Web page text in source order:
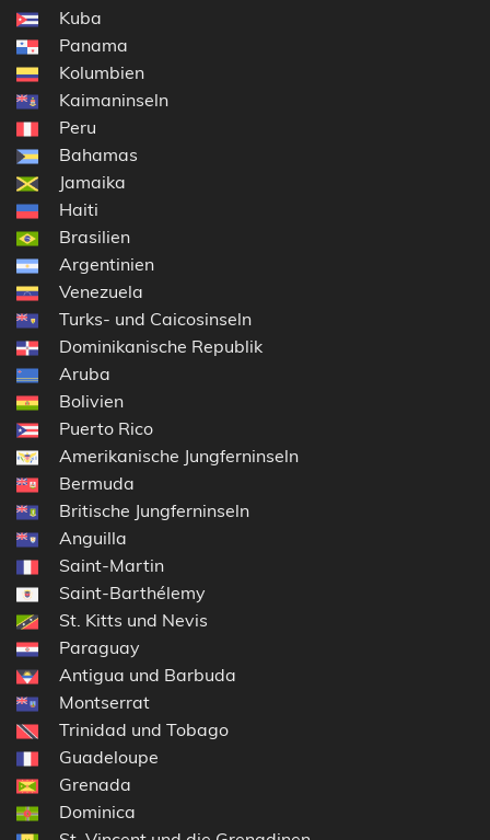
Kuba
Panama
Kolumbien
Kaimaninseln
Peru
Bahamas
Jamaika
Haiti
Brasilien
Argentinien
Venezuela
Turks- und Caicosinseln
Dominikanische Republik
Aruba
Bolivien
Puerto Rico
Amerikanische Jungferninseln
Bermuda
Britische Jungferninseln
Anguilla
Saint-Martin
Saint-Barthélemy
St. Kitts und Nevis
Paraguay
Antigua und Barbuda
Montserrat
Trinidad und Tobago
Guadeloupe
Grenada
Dominica